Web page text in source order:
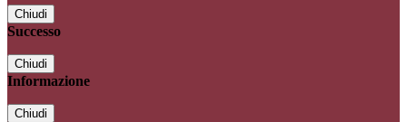
Chiudi
Successo
Chiudi
Informazione
Chiudi